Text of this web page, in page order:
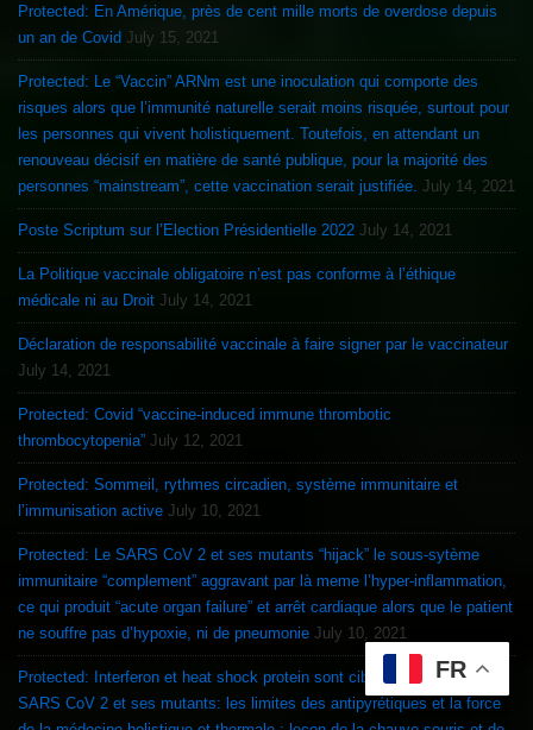
Protected: En Amérique, près de cent mille morts de overdose depuis
un an de Covid July 15, 2021
Protected: Le “Vaccin” ARNm est une inoculation qui comporte des
risques alors que l’immunité naturelle serait moins risquée, surtout pour
les personnes qui vivent holistiquement. Toutefois, en attendant un
renouveau décisif en matière de santé publique, pour la majorité des
personnes “mainstream”, cette vaccination serait justifiée. July 14, 2021
Poste Scriptum sur l’Election Présidentielle 2022 July 14, 2021
La Politique vaccinale obligatoire n’est pas conforme à l’éthique
médicale ni au Droit July 14, 2021
Déclaration de responsabilité vaccinale à faire signer par le vaccinateur
July 14, 2021
Protected: Covid “vaccine-induced immune thrombotic
thrombocytopenia” July 12, 2021
Protected: Sommeil, rythmes circadien, système immunitaire et
l’immunisation active July 10, 2021
Protected: Le SARS CoV 2 et ses mutants “hijack” le sous-sytème
immunitaire “complement” aggravant par là meme l’hyper-inflammation,
ce qui produit “acute organ failure” et arrêt cardiaque alors que le patient
ne souffre pas d’hypoxie, ni de pneumonie July 10, 2021
Protected: Interferon et heat shock protein sont ciblés et inhibés par le
SARS CoV 2 et ses mutants: les limites des antipyrétiques et la force
FR